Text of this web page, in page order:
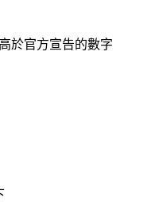
於官方宣告的數字